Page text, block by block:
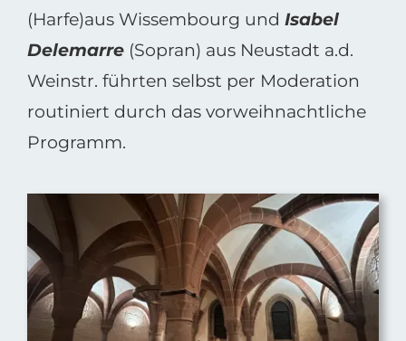
(Harfe)aus Wissembourg und Isabel
Delemarre (Sopran) aus Neustadt a.d.
Weinstr. führten selbst per Moderation
routiniert durch das vorweihnachtliche
Programm.